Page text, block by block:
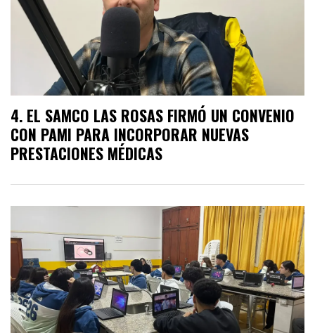
EL SAMCO LAS ROSAS FIRMÓ UN CONVENIO
CON PAMI PARA INCORPORAR NUEVAS
PRESTACIONES MÉDICAS